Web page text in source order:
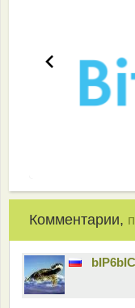
Комментарии,
bIP6bIC